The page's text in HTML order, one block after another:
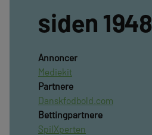
siden 1948
Annoncer
Mediekit
Partnere
Danskfodbold.com
Bettingpartnere
SpilXperten